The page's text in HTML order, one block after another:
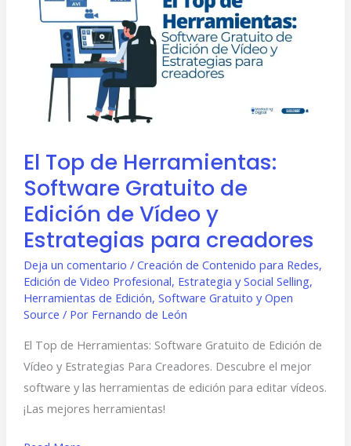
El Top de Herramientas:
Software Gratuito de
Edición de Vídeo y
Estrategias para creadores
Deja un comentario / Creación de Contenido para Redes,
Edición de Video Profesional, Estrategia y Social Selling,
Herramientas de Edición, Software Gratuito y Open
Source / Por Fernando de León
El Top de Herramientas: Software Gratuito de Edición de
Vídeo y Estrategias Para Creadores. Descubre el mejor
software y las herramientas de edición para editar vídeos.
¡Las mejores herramientas!
Herramientas:
Software
Gratuito
Edición
Vídeo
y
Estrategias
para
creadores